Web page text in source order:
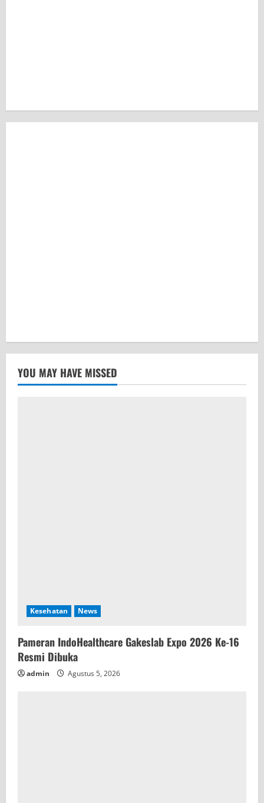
YOU MAY HAVE MISSED
Kesehatan News
Pameran IndoHealthcare Gakeslab Expo 2026 Ke-16
Resmi Dibuka
admin Agustus 5, 2026